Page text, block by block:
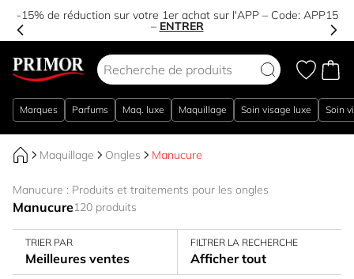
-15% de réduction sur votre 1er achat sur l'APP – Code: APP15
– ENTRER
Marques Parfums Maq. luxe Maquillage Soin visage luxe Soin
Maquillage Ongles Manucure
Manucure : Produits et traitements pour les ongles
Manucure120 produits
TRIER PAR
Meilleures ventes
FILTRER LA RECHERCHE
Afficher tout